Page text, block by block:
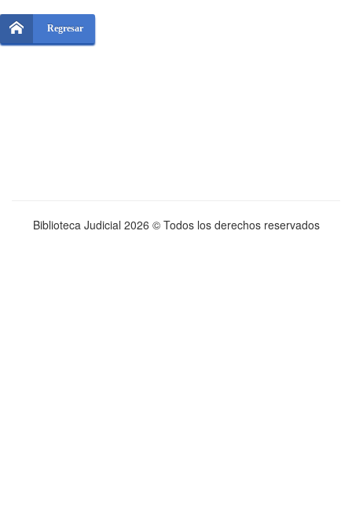
Regresar
Biblioteca Judicial 2026 © Todos los derechos reservados